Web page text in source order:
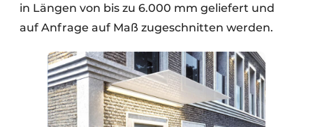
in Längen von bis zu 6.000 mm geliefert und
auf Anfrage auf Maß zugeschnitten werden.